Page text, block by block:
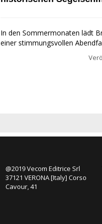
In den Sommermonaten lädt
einer stimmungsvollen
@2019 Vecom Editrice Srl
37121 VERONA [Italy] Corso
Cavour, 41